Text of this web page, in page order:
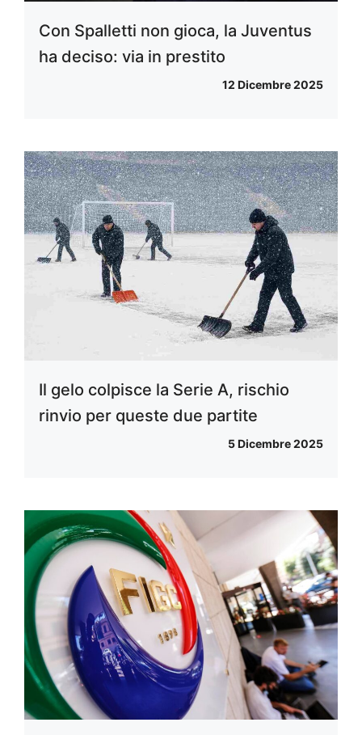
Con Spalletti non gioca, la Juventus
ha deciso: via in prestito
12 Dicembre 2025
Il gelo colpisce la Serie A, rischio
rinvio per queste due partite
5 Dicembre 2025